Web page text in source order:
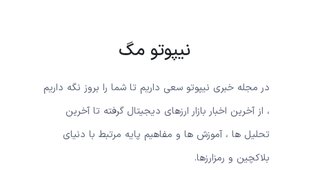
نیپوتو مگ
در مجله خبری نیپوتو سعی داریم تا شما را بروز نگه داریم
، از آخرین اخبار بازار ارزهای دیجیتال گرفته تا آخرین
تحلیل ها ، آموزش ها و مفاهیم پایه مرتبط با دنیای
بلاکچین و رمزارزها.